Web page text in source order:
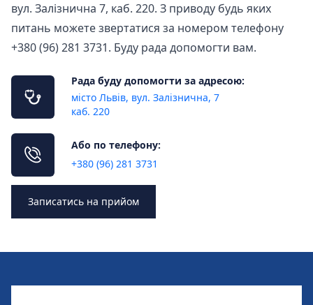
вул. Залізнична 7, каб. 220. З приводу будь яких
питань можете звертатися за номером телефону
+380 (96) 281 3731. Буду рада допомогти вам.
Рада буду допомогти за адресою:
місто Львів, вул. Залізнична, 7
каб. 220
Або по телефону:
+380 (96) 281 3731
Записатись на прийом